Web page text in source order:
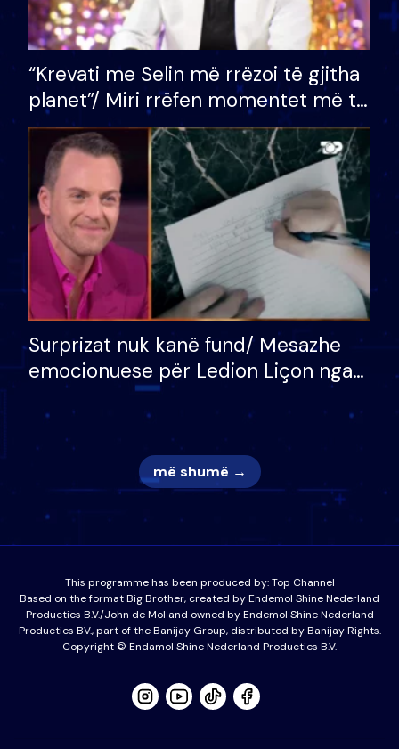
“Krevati me Selin më rrëzoi të gjitha
planet”/ Miri rrëfen momentet më të
bukura në shtëpinë e BB VIP: Do më
mungojë zilja e mëngjesit kur…
Surprizat nuk kanë fund/ Mesazhe
emocionuese për Ledion Liçon nga
nëna dhe fëmijët e tij, moderatori
nuk i mban dot lotët: Nuk meritoj…
më shumë →
This programme has been produced by:Top Channel
Based on the format Big Brother, created by Endemol Shine Nederland
Producties B.V./John de Mol and owned by Endemol Shine Nederland
Producties BV., part of the Banijay Group, distributed by Banijay Rights.
Copyright © Endamol Shine Nederland Producties B.V.